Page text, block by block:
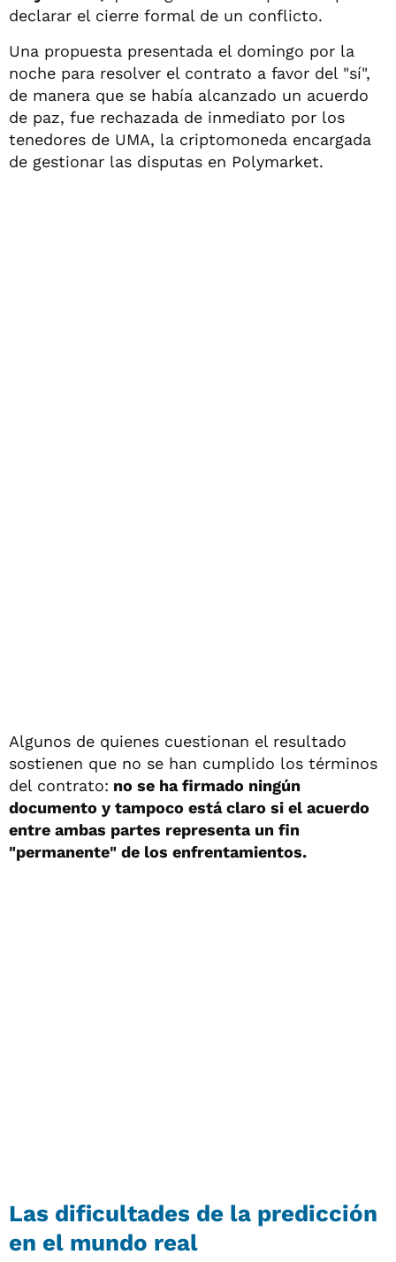
declarar el cierre formal de un conflicto.
Una propuesta presentada el domingo por la
noche para resolver el contrato a favor del "sí",
de manera que se había alcanzado un acuerdo
de paz, fue rechazada de inmediato por los
tenedores de UMA, la criptomoneda encargada
de gestionar las disputas en Polymarket.
Algunos de quienes cuestionan el resultado
sostienen que no se han cumplido los términos
del contrato: no se ha firmado ningún
documento y tampoco está claro si el acuerdo
entre ambas partes representa un fin
"permanente" de los enfrentamientos.
Las dificultades de la predicción
en el mundo real